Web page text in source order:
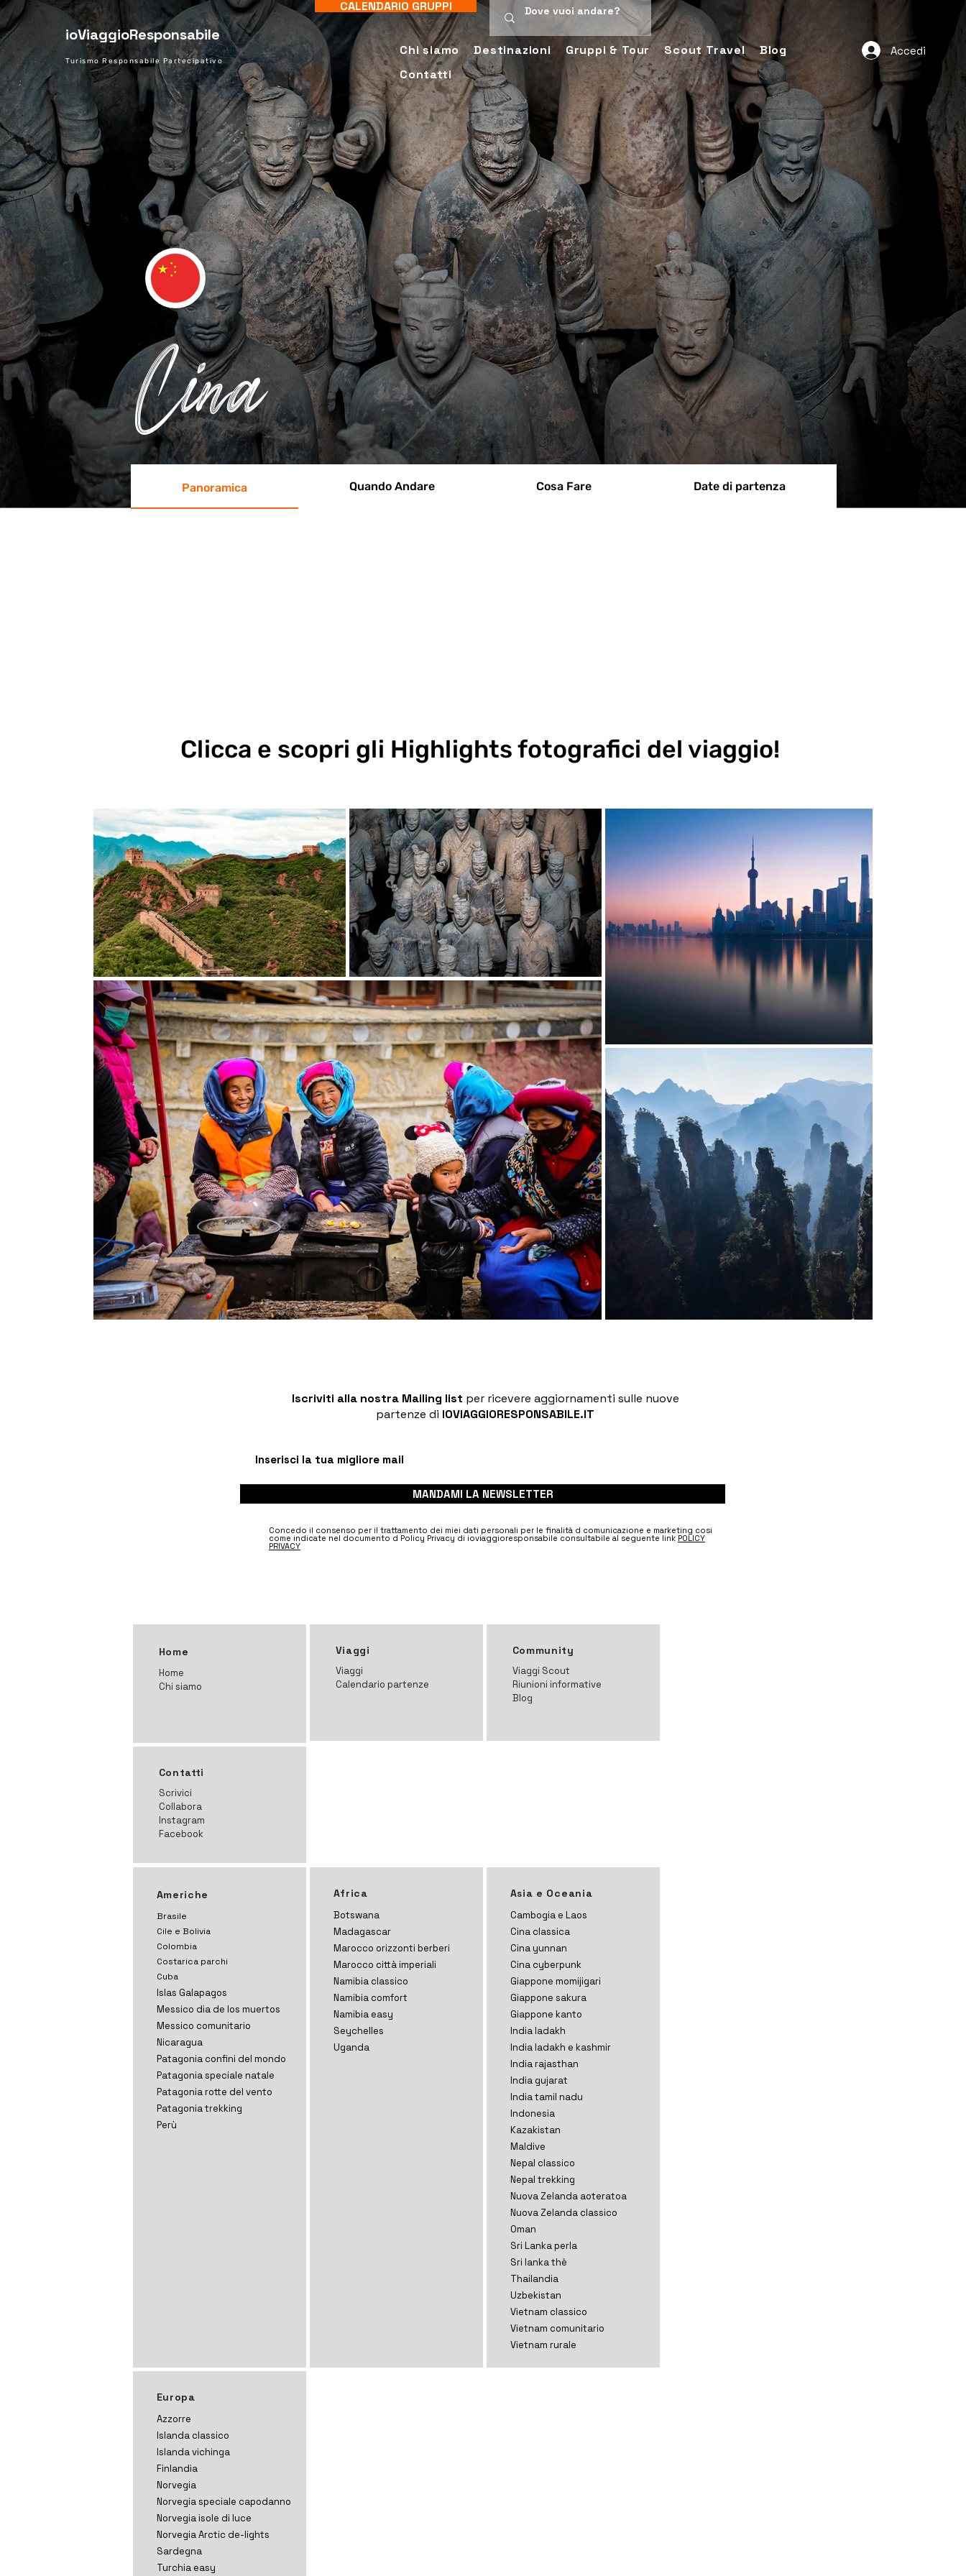
ioViaggioResponsabile
Turismo Responsabile Partecipativo
Chi siamo Destinazioni Gruppi & Tour Scout Travel
Blog
Contatti
Accedi
CALENDARIO GRUPPI
Cina
Panoramica Quando Andare Cosa Fare Date di partenza
Clicca e scopri gli Highlights fotografici del viaggio!
Iscriviti alla nostra Mailing list per ricevere aggiornamenti sulle nuove
partenze di IOVIAGGIORESPONSABILE.IT
MANDAMI LA NEWSLETTER
Concedo il consenso per il trattamento dei miei dati personali per le finalità d comunicazione e marketing cosi
come indicate nel documento d Policy Privacy di ioviaggioresponsabile consultabile al seguente link POLICY
PRIVACY
Home
Home
Chi siamo
Viaggi
Viaggi
Calendario partenze
Community
Viaggi Scout
Riunioni informative
Blog
Contatti
Scrivici
Collabora
Instagram
Facebook
Americhe
Brasile
Cile e Bolivia
Colombia
Costarica parchi
Cuba
Islas Galapagos
Messico dia de los muertos
Messico comunitario
Nicaragua
Patagonia confini del mondo
Patagonia speciale natale
Patagonia rotte del vento
Patagonia trekking
Perù
Africa
Botswana
Madagascar
Marocco orizzonti berberi
Marocco città imperiali
Namibia classico
Namibia comfort
Namibia easy
Seychelles
Uganda
Asia e Oceania
Cambogia e Laos
Cina classica
Cina yunnan
Cina cyberpunk
Giappone momijigari
Giappone sakura
Giappone kanto
India ladakh
India ladakh e kashmir
India rajasthan
India gujarat
India tamil nadu
Indonesia
Kazakistan
Maldive
Nepal classico
Nepal trekking
Nuova Zelanda aoteratoa
Nuova Zelanda classico
Oman
Sri Lanka perla
Sri lanka thè
Thailandia
Uzbekistan
Vietnam classico
Vietnam comunitario
Vietnam rurale
Europa
Azzorre
Islanda classico
Islanda vichinga
Finlandia
Norvegia
Norvegia speciale capodanno
Norvegia isole di luce
Norvegia Arctic de-lights
Sardegna
Turchia easy